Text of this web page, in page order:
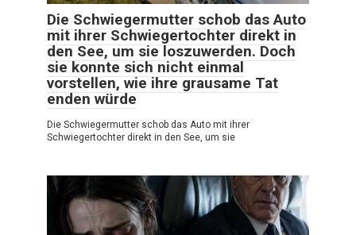
Die Schwiegermutter schob das Auto
mit ihrer Schwiegertochter direkt in
den See, um sie loszuwerden. Doch
sie konnte sich nicht einmal
vorstellen, wie ihre grausame Tat
enden würde
Die Schwiegermutter schob das Auto mit ihrer
Schwiegertochter direkt in den See, um sie